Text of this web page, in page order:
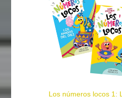
Los números locos 1: